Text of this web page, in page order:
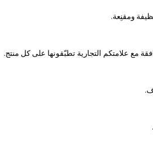
مع علامتكم التجارية تطبّقونها على كل منتج.